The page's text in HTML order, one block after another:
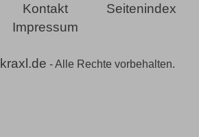
Kontakt
Impressum
Seitenindex
kraxl.de - Alle Rechte vorbehalten.